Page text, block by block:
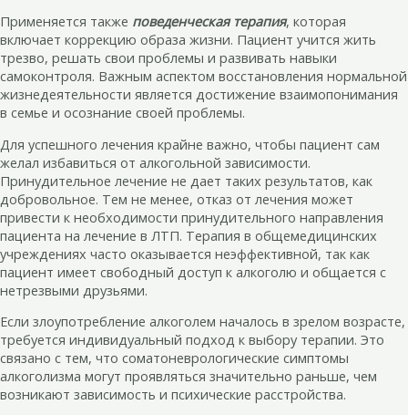
Применяется также поведенческая терапия, которая
включает коррекцию образа жизни. Пациент учится жить
трезво, решать свои проблемы и развивать навыки
самоконтроля. Важным аспектом восстановления нормальной
жизнедеятельности является достижение взаимопонимания
в семье и осознание своей проблемы.
Для успешного лечения крайне важно, чтобы пациент сам
желал избавиться от алкогольной зависимости.
Принудительное лечение не дает таких результатов, как
добровольное. Тем не менее, отказ от лечения может
привести к необходимости принудительного направления
пациента на лечение в ЛТП. Терапия в общемедицинских
учреждениях часто оказывается неэффективной, так как
пациент имеет свободный доступ к алкоголю и общается с
нетрезвыми друзьями.
Если злоупотребление алкоголем началось в зрелом возрасте,
требуется индивидуальный подход к выбору терапии. Это
связано с тем, что соматоневрологические симптомы
алкоголизма могут проявляться значительно раньше, чем
возникают зависимость и психические расстройства.